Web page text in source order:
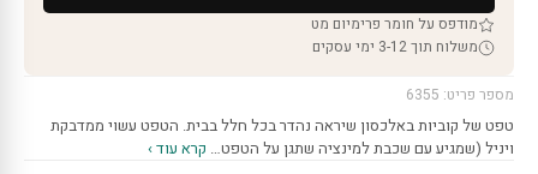
מודפס על חומר פרימיום מט
משלוח תוך 3-12 ימי עסקים
מספר פריט: 6355
טפט של קוביות באלכסון שיראה נהדר בכל חלל בבית. הטפט עשוי ממדבקת
ויניל (שמגיע עם שכבת למינציה שתגן על הטפט… קרא עוד ›